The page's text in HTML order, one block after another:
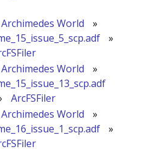
Archimedes World
»
»
Archimedes World
»
ArcFSFiler
Archimedes World
»
»